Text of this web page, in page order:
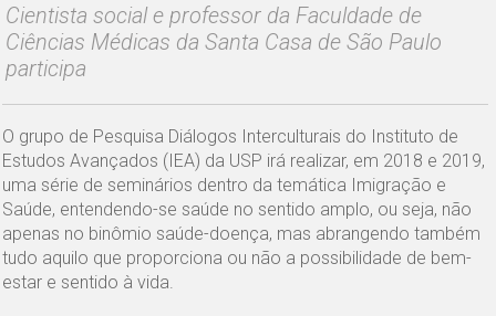
Cientista social e professor da Faculdade de
Ciências Médicas da Santa Casa de São Paulo
participa
O grupo de Pesquisa Diálogos Interculturais do Instituto de
Estudos Avançados (IEA) da USP irá realizar, em 2018 e 2019,
uma série de seminários dentro da temática Imigração e
Saúde, entendendo-se saúde no sentido amplo, ou seja, não
apenas no binômio saúde-doença, mas abrangendo também
tudo aquilo que proporciona ou não a possibilidade de bem-
estar e sentido à vida.